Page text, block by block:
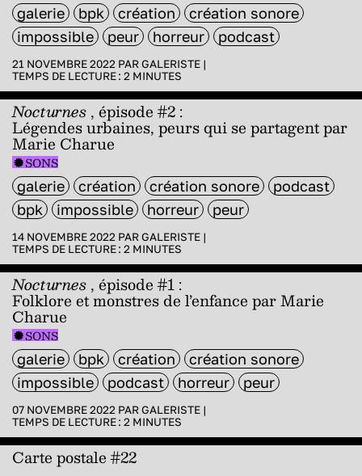
galerie bpk création
création sonore
impossible
peur horreur podcast
21 NOVEMBRE 2022 PARGALERISTE |
TEMPS DE LECTURE : 2 MINUTES
Nocturnes, épisode #2 :
Légendes urbaines, peurs qui se partagent par
Marie Charue
SONS
galerie création création sonore
podcast
bpk
impossible horreur peur
14 NOVEMBRE 2022 PARGALERISTE |
TEMPS DE LECTURE : 2 MINUTES
Nocturnes, épisode #1 :
Folklore et monstres de l’enfance par Marie
Charue
SONS
galerie bpk création
création sonore
impossible
podcast horreur peur
07 NOVEMBRE 2022 PARGALERISTE |
TEMPS DE LECTURE : 2 MINUTES
Carte postale #22